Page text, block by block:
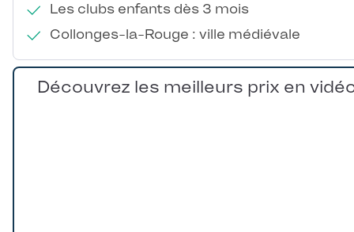
Les clubs enfants dès 3 mois
Collonges-la-Rouge : ville médiévale
Découvrez les meilleurs prix en